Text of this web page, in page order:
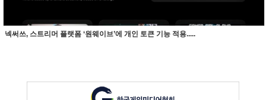
넥써쓰, 스트리머 플랫폼 ‘원웨이브’에 개인 토큰 기능 적용.....